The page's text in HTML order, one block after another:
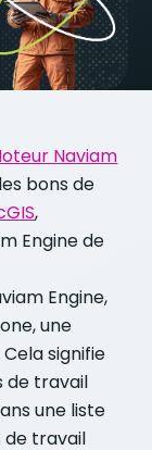
Naviam
bons de
,
Engine de
Engine,
une
signifie
de travail
une liste
de travail